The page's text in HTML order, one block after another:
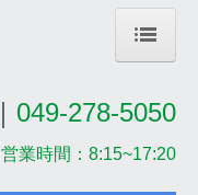
049-278-5050
営業時間：8:15~17:20